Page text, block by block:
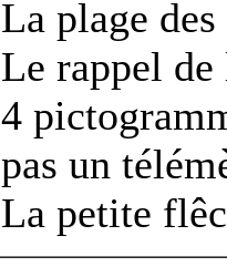
La plage
Le rappel
4
pas un
La petite